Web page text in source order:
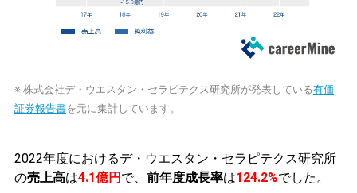
※ 株式会社デ・ウエスタン・セラピテクス研究所が発表している有価
証券報告書を元に集計しています。
2022年度におけるデ・ウエスタン・セラピテクス研究所
の売上高は4.1億円 で、 前年度成長率は124.2%でした。